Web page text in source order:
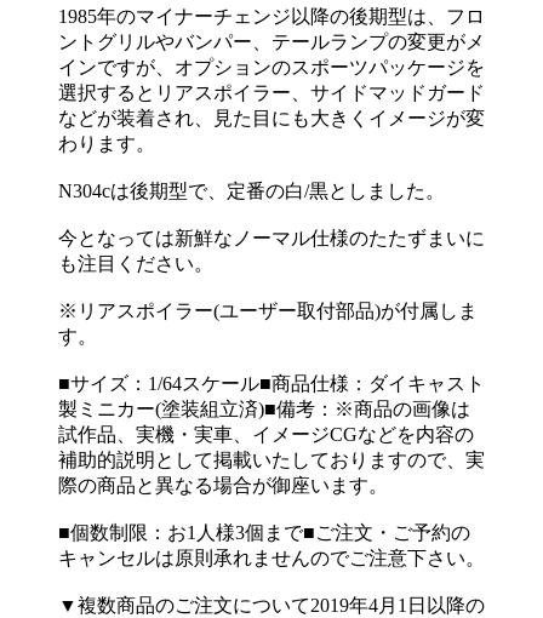
1985年のマイナーチェンジ以降の後期型は、フロ
ントグリルやバンパー、テールランプの変更がメ
インですが、オプションのスポーツパッケージを
選択するとリアスポイラー、サイドマッドガード
などが装着され、見た目にも大きくイメージが変
わります。
N304cは後期型で、定番の白/黒としました。
今となっては新鮮なノーマル仕様のたたずまいに
も注目ください。
※リアスポイラー(ユーザー取付部品)が付属しま
す。
■サイズ：1/64スケール■商品仕様：ダイキャスト
製ミニカー(塗装組立済)■備考：※商品の画像は
試作品、実機・実車、イメージCGなどを内容の
補助的説明として掲載いたしておりますので、実
際の商品と異なる場合が御座います。
■個数制限：お1人様3個まで■ご注文・ご予約の
キャンセルは原則承れませんのでご注意下さい。
▼複数商品のご注文について2019年4月1日以降の